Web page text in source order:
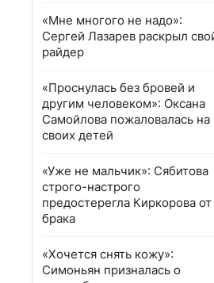
«Мне многого не надо»:
Сергей Лазарев раскрыл
райдер
«Проснулась без бровей и
другим человеком»: Оксана
Самойлова пожаловалась на
своих детей
«Уже не мальчик»: Сябитова
строго-настрого
предостерегла Киркорова от
брака
«Хочется снять кожу»:
Симоньян призналась о